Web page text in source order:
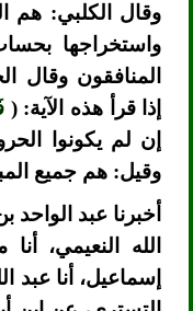
وقال الكلبي: هم
واستخراجها
المنافقون وقال
إذا قرأ هذه الآية: (
إن لم يكونوا
وقيل: هم جميع
أخبرنا عبد الواحد
الله النعيمي،
إسماعيل، أنا عبد